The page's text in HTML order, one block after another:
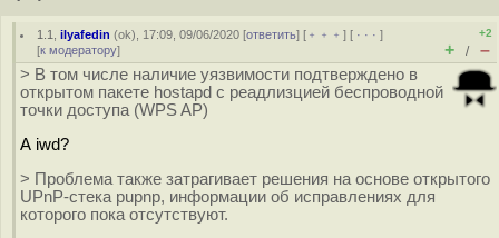
1.1 ,ilyafedin (ok), 17:09, 09/06/2020 [ответить] [ ﹢﹢﹢] [ · · ·]
[к модератору]
+2
+ / –
> В том числе наличие уязвимости подтверждено в
открытом пакете hostapd c реадлизцией беспроводной
точки доступа (WPS AP)
А iwd?
> Проблема также затрагивает решения на основе открытого
UPnP-стека pupnp, информации об исправлениях для
которого пока отсутствуют.